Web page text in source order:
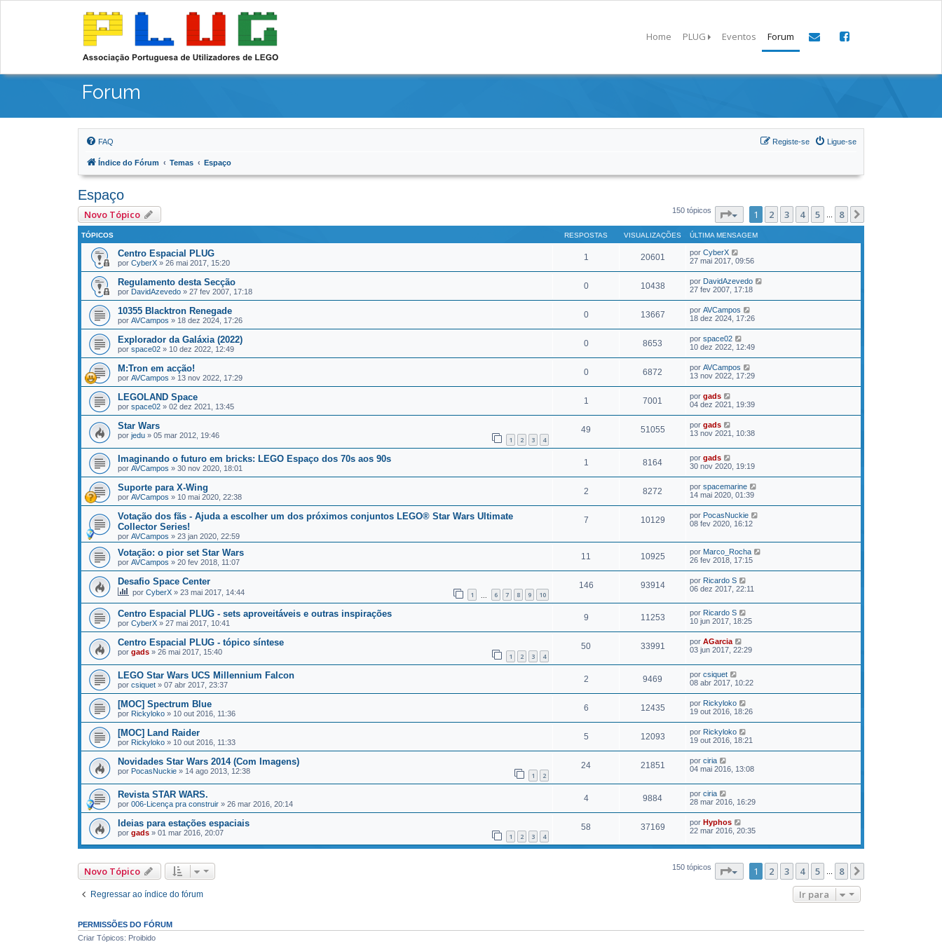
Home PLUG Eventos Forum
Forum
FAQ Ligue-se
Registe-se
Índice do Fórum Temas Espaço
Espaço
Novo Tópico 150 tópicos Página 1de8
1 2 3 4 5 8
TÓPICOS RESPOSTAS VISUALIZAÇÕES ÚLTIMA MENSAGEM
Centro Espacial PLUG
por CyberX » 26 mai 2017, 15:20
1 20601 por CyberX
27 mai 2017, 09:56
Regulamento desta Secção
por DavidAzevedo » 27 fev 2007, 17:18
0 10438 por DavidAzevedo
27 fev 2007, 17:18
10355 Blacktron Renegade
por AVCampos » 18 dez 2024, 17:26
0 13667 por AVCampos
18 dez 2024, 17:26
Explorador da Galáxia (2022)
por space02 » 10 dez 2022, 12:49
0 8653 por space02
10 dez 2022, 12:49
M:Tron em acção!
por AVCampos » 13 nov 2022, 17:29
0 6872 por AVCampos
13 nov 2022, 17:29
LEGOLAND Space
por space02 » 02 dez 2021, 13:45
1 7001 por gads
04 dez 2021, 19:39
Star Wars
por jedu » 05 mar 2012, 19:46 1 2 3 4
49 51055 por gads
13 nov 2021, 10:38
Imaginando o futuro em bricks: LEGO Espaço dos 70s aos 90s
por AVCampos » 30 nov 2020, 18:01
1 8164 por gads
30 nov 2020, 19:19
Suporte para X-Wing
por AVCampos » 10 mai 2020, 22:38
2 8272 por spacemarine
14 mai 2020, 01:39
Votação dos fãs - Ajuda a escolher um dos próximos conjuntos LEGO® Star Wars Ultimate
Collector Series!
por AVCampos » 23 jan 2020, 22:59
7 10129 por PocasNuckie
08 fev 2020, 16:12
Votação: o pior set Star Wars
por AVCampos » 20 fev 2018, 11:07
11 10925 por Marco_Rocha
26 fev 2018, 17:15
Desafio Space Center
por CyberX » 23 mai 2017, 14:44 1 6 7 8 9 10
146 93914 por Ricardo S
06 dez 2017, 22:11
Centro Espacial PLUG - sets aproveitáveis e outras inspirações
por CyberX » 27 mai 2017, 10:41
9 11253 por Ricardo S
10 jun 2017, 18:25
Centro Espacial PLUG - tópico síntese
por gads » 26 mai 2017, 15:40 1 2 3 4
50 33991 por AGarcia
03 jun 2017, 22:29
LEGO Star Wars UCS Millennium Falcon
por csiquet » 07 abr 2017, 23:37
2 9469 por csiquet
08 abr 2017, 10:22
[MOC] Spectrum Blue
por Rickyloko » 10 out 2016, 11:36
6 12435 por Rickyloko
19 out 2016, 18:26
[MOC] Land Raider
por Rickyloko » 10 out 2016, 11:33
5 12093 por Rickyloko
19 out 2016, 18:21
Novidades Star Wars 2014 (Com Imagens)
por PocasNuckie » 14 ago 2013, 12:38 1 2
24 21851 por ciria
04 mai 2016, 13:08
Revista STAR WARS.
por 006-Licença pra construir » 26 mar 2016, 20:14
4 9884 por ciria
28 mar 2016, 16:29
Ideias para estações espaciais
por gads » 01 mar 2016, 20:07 1 2 3 4
58 37169 por Hyphos
22 mar 2016, 20:35
Novo Tópico 150 tópicos Página 1de8
1 2 3 4 5 8
Regressar ao índice do fórum Ir para
PERMISSÕES DO FÓRUM
Criar Tópicos: Proibido